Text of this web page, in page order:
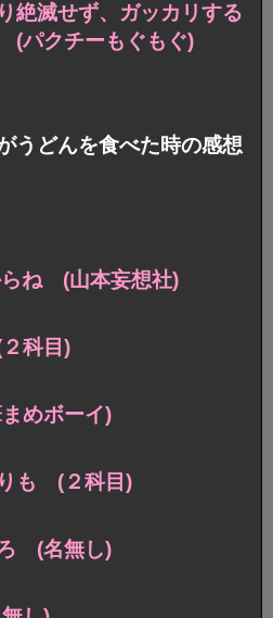
絶滅せず、ガッカリする
(パクチーもぐもぐ)
うどんを食べた時の感想
らね (山本妄想社)
科目)
めボーイ)
も (２科目)
(名無し)